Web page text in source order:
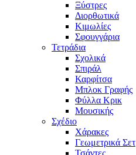
Ξύστρες
Διορθωτικά
Κιμωλίες
Σφουγγάρια
Τετράδια
Σχολικά
Σπιράλ
Καρφίτσα
Μπλοκ Γραφής
Φύλλα Κρικ
Μουσικής
Σχέδιο
Χάρακες
Γεωμετρικά Σετ
Τσάντες